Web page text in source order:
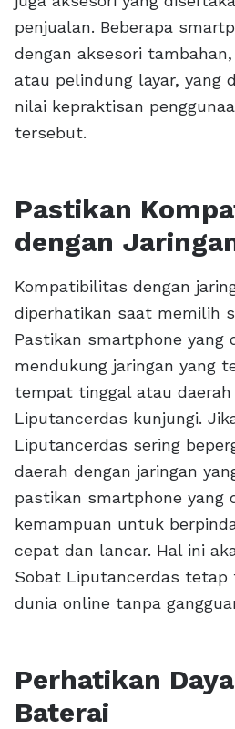
penjualan. Beberapa
dengan aksesori
atau pelindung layar, yang
nilai kepraktisan
tersebut.
Pastikan
dengan
Kompatibilitas dengan
diperhatikan saat memilih
Pastikan smartphone yang
mendukung jaringan yang
tempat tinggal atau daerah
Liputancerdas kunjungi.
Liputancerdas sering
daerah dengan jaringan
pastikan smartphone yang
kemampuan untuk
cepat dan lancar. Hal ini
Sobat Liputancerdas tetap
dunia online tanpa
Perhatikan
Baterai